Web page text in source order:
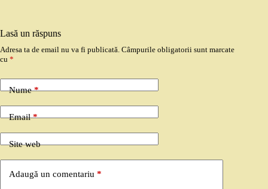
Lasă un răspuns
Adresa ta de email nu va fi publicată. Câmpurile obligatorii sunt marcate
cu *
Nume*
Email*
Site web
Adaugă un comentariu *